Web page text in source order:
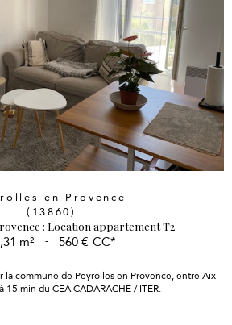
en-Provence
(13860)
: Location appartement T2
m² - 560 € CC*
la commune de Peyrolles en Provence, entre Aix
min du CEA CADARACHE / ITER.